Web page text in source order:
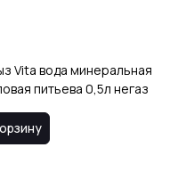
Vita вода минеральная
питьева 0,5л негаз